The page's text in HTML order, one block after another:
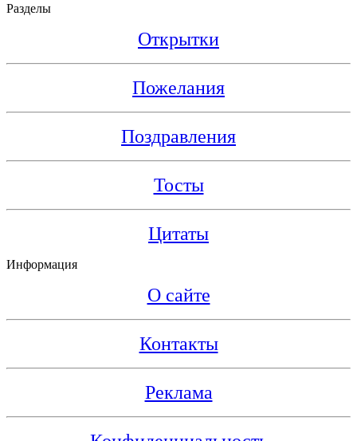
Разделы
Открытки
Пожелания
Поздравления
Тосты
Цитаты
Информация
О сайте
Контакты
Реклама